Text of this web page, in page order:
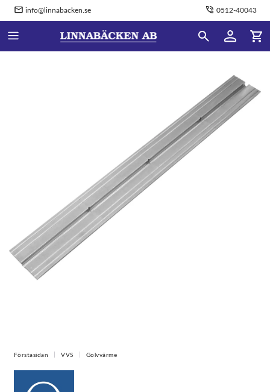
info@linnabacken.se 0512-40043
Förstasidan VVS Golvvärme